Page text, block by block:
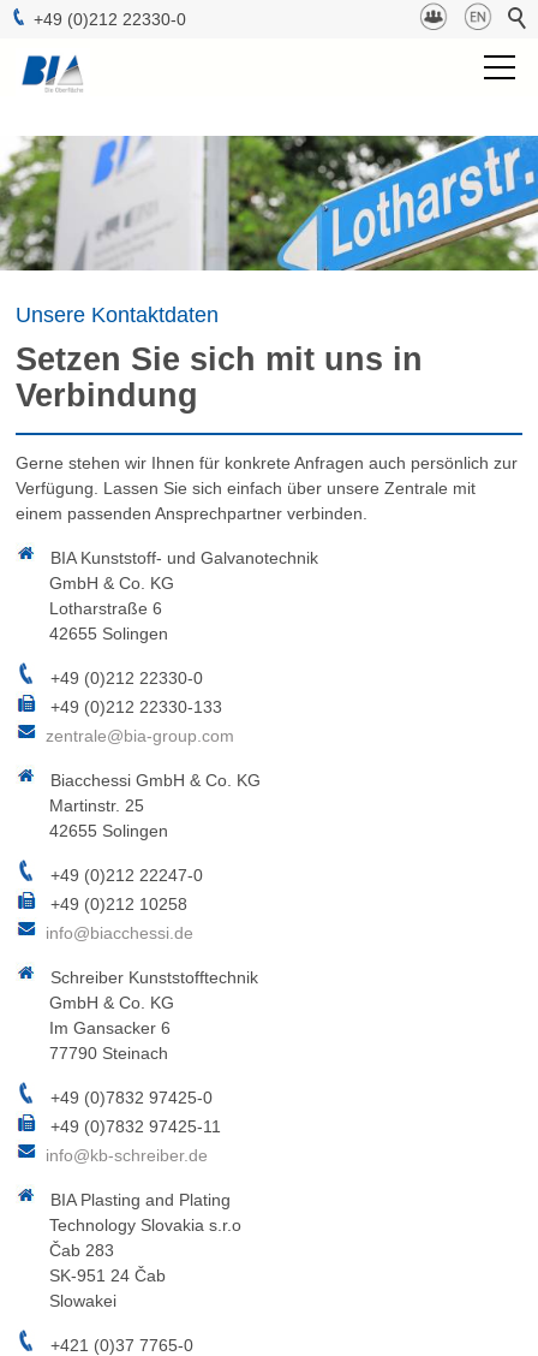
+49 (0)212 22330-0
Projektmanagement
Technologien
Oberflächen
b-lab
Nachhaltigkeit
Kontakt
Unsere Kontaktdaten
Setzen Sie sich mit uns in
Verbindung
Gerne stehen wir Ihnen für konkrete Anfragen auch persönlich zur
Verfügung. Lassen Sie sich einfach über unsere Zentrale mit
einem passenden Ansprechpartner verbinden.
BIA Kunststoff- und Galvanotechnik
GmbH & Co. KG
Lotharstraße 6
42655 Solingen
+49 (0)212 22330-0
+49 (0)212 22330-133
zentrale@bia-group.com
Biacchessi GmbH & Co. KG
Martinstr. 25
42655 Solingen
+49 (0)212 22247-0
+49 (0)212 10258
info@biacchessi.de
Schreiber Kunststofftechnik
GmbH & Co. KG
Im Gansacker 6
77790 Steinach
+49 (0)7832 97425-0
+49 (0)7832 97425-11
info@kb-schreiber.de
BIA Plasting and Plating
Technology Slovakia s.r.o
Čab 283
SK-951 24 Čab
Slowakei
+421 (0)37 7765-0